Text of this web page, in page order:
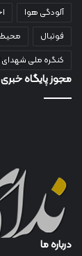
آلودگی هوا
فوتبال
کنگره ملی
مجوز پایگاه خبری
درباره ما